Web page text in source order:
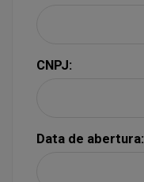
CNPJ:
Data de abertura: